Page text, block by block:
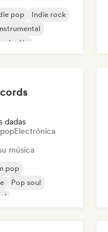
pop
Indie rock
inglés
dadas
Electrónica
música
pop
Pop soul